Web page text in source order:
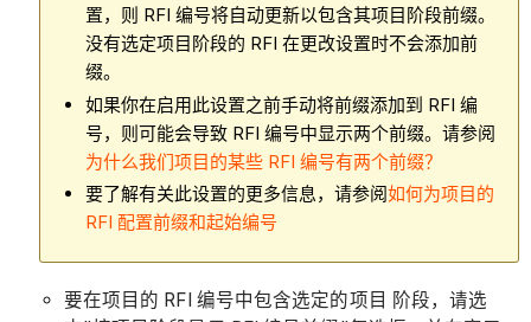
置，则 RFI 编号将自动更新以包含其项目阶段前缀。
没有选定项目阶段的 RFI 在更改设置时不会添加前
缀。
如果你在启用此设置之前手动将前缀添加到 RFI 编
号，则可能会导致 RFI 编号中显示两个前缀。请参阅
为什么我们项目的某些 RFI 编号有两个前缀？
要了解有关此设置的更多信息，请参阅如何为项目的
RFI 配置前缀和起始编号
要在项目的 RFI 编号中包含选定的项目 阶段，请选